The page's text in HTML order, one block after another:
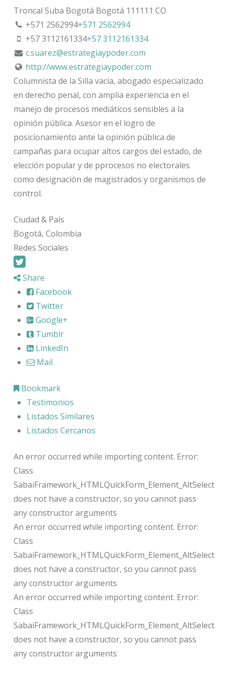
Troncal Suba Bogotá Bogotá 111111 CO
+571 2562994+571 2562994
+57 3112161334+57 3112161334
c.suarez@estrategiaypoder.com
http://www.estrategiaypoder.com
Columnista de la Silla vacía, abogado especializado
en derecho penal, con amplia experiencia en el
manejo de procesos mediáticos sensibles a la
opinión pública. Asesor en el logro de
posicionamiento ante la opinión pública de
campañas para ocupar altos cargos del estado, de
elección popular y de pprocesos no electorales
como designación de magistrados y organismos de
control.
Ciudad & País
Bogotá, Colombia
Redes Sociales
Share
Facebook
Twitter
Google+
Tumblr
LinkedIn
Mail
Bookmark
Testimonios
Listados Similares
Listados Cercanos
An error occurred while importing content. Error:
Class
SabaiFramework_HTMLQuickForm_Element_AltSelect
does not have a constructor, so you cannot pass
any constructor arguments
An error occurred while importing content. Error:
Class
SabaiFramework_HTMLQuickForm_Element_AltSelect
does not have a constructor, so you cannot pass
any constructor arguments
An error occurred while importing content. Error:
Class
SabaiFramework_HTMLQuickForm_Element_AltSelect
does not have a constructor, so you cannot pass
any constructor arguments